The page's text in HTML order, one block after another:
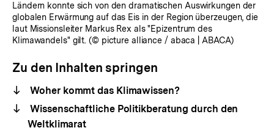
Ländern konnte sich von den dramatischen Auswirkungen der
globalen Erwärmung auf das Eis in der Region überzeugen, die
laut Missionsleiter Markus Rex als "Epizentrum des
Klimawandels" gilt. (© picture alliance / abaca | ABACA)
Zu den Inhalten springen
Woher kommt das Klimawissen?
Wissenschaftliche Politikberatung durch den
Weltklimarat